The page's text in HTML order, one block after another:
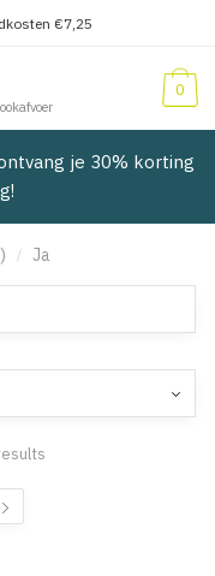
€7,25
0
je 30% korting
/ Ja